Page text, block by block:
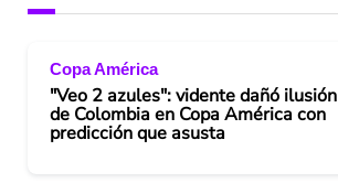
Copa América
"Veo 2 azules": vidente dañó ilusión
de Colombia en Copa América con
predicción que asusta